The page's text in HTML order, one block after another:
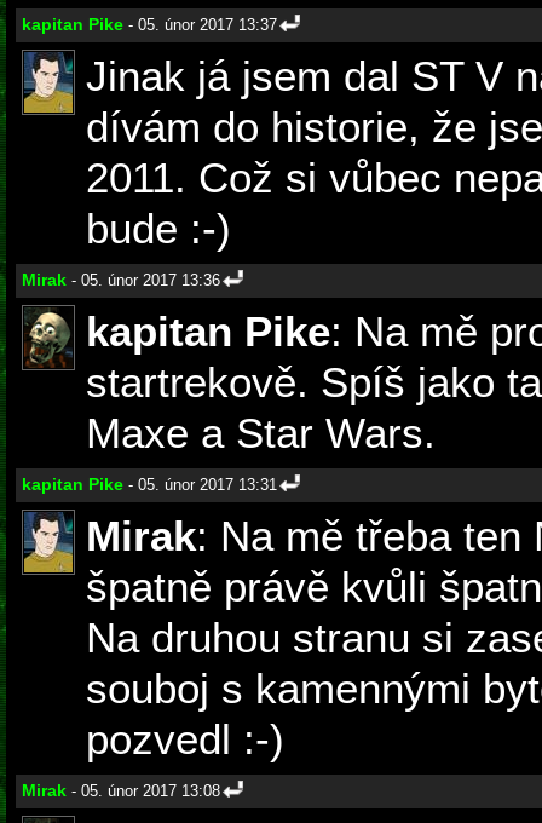
kapitan Pike - 05. únor 2017 13:37
Jinak já jsem dal ST V
dívám do historie, že
2011. Což si vůbec
bude :-)
Mirak - 05. únor 2017 13:36
kapitan Pike: Na mě
startrekově. Spíš jako
Maxe a Star Wars.
kapitan Pike - 05. únor 2017 13:31
Mirak: Na mě třeba ten
špatně právě kvůli
Na druhou stranu si
souboj s kamennými
pozvedl :-)
Mirak - 05. únor 2017 13:08